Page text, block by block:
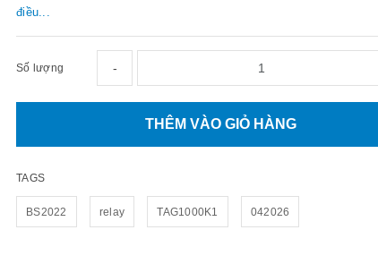
điều...
Số lượng -
THÊM VÀO GIỎ HÀNG
TAGS
BS2022 relay TAG1000K1 042026